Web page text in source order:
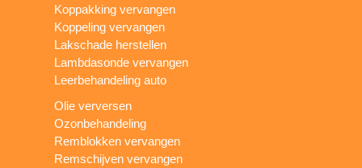
Koppakking vervangen
Koppeling vervangen
Lakschade herstellen
Lambdasonde vervangen
Leerbehandeling auto
Olie verversen
Ozonbehandeling
Remblokken vervangen
Remschijven vervangen